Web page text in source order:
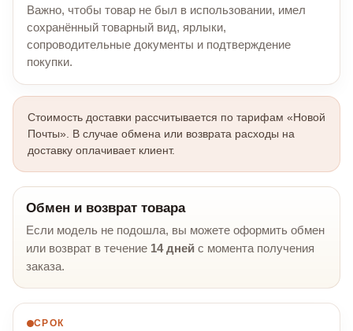
Важно, чтобы товар не был в использовании, имел
сохранённый товарный вид, ярлыки,
сопроводительные документы и подтверждение
покупки.
Стоимость доставки рассчитывается по тарифам «Новой
Почты». В случае обмена или возврата расходы на
доставку оплачивает клиент.
Обмен и возврат товара
Если модель не подошла, вы можете оформить обмен
или возврат в течение 14 дней с момента получения
заказа.
СРОК